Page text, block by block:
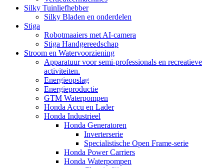
Silky Tuinliefhebber
Silky Bladen en onderdelen
Stiga
Robotmaaiers met AI-camera
Stiga Handgereedschap
Stroom en Watervoorziening
Apparatuur voor semi-professionals en recreatieve
activiteiten.
Energieopslag
Energieproductie
GTM Waterpompen
Honda Accu en Lader
Honda Industrieel
Honda Generatoren
Inverterserie
Specialistische Open Frame-serie
Honda Power Carriers
Honda Waterpompen